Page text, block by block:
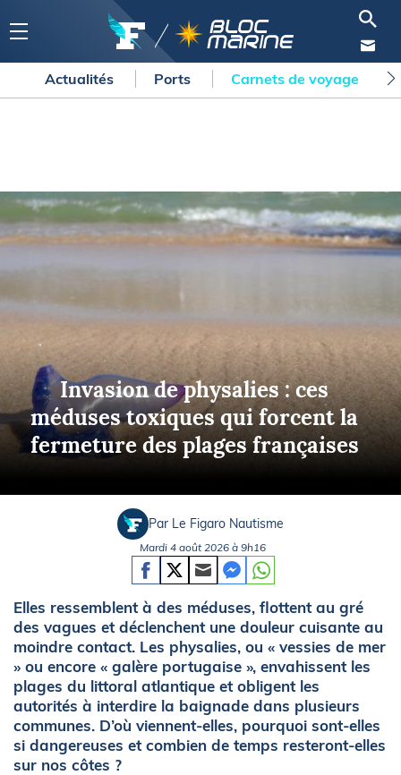
Actualités Ports Carnets de voyage
Invasion de physalies : ces
méduses toxiques qui forcent la
fermeture des plages françaises
Par Le Figaro Nautisme
Mardi 4 août 2026 à 9h16
Elles ressemblent à des méduses, flottent au gré
des vagues et déclenchent une douleur cuisante au
moindre contact. Les physalies, ou « vessies de mer
» ou encore « galère portugaise », envahissent les
plages du littoral atlantique et obligent les
autorités à interdire la baignade dans plusieurs
communes. D’où viennent-elles, pourquoi sont-elles
si dangereuses et combien de temps resteront-elles
sur nos côtes ?